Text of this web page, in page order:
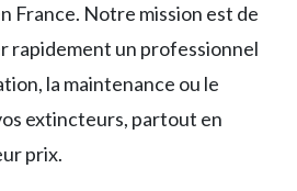
France. Notre mission est de
rapidement un professionnel
la maintenance ou le
extincteurs, partout en
prix.